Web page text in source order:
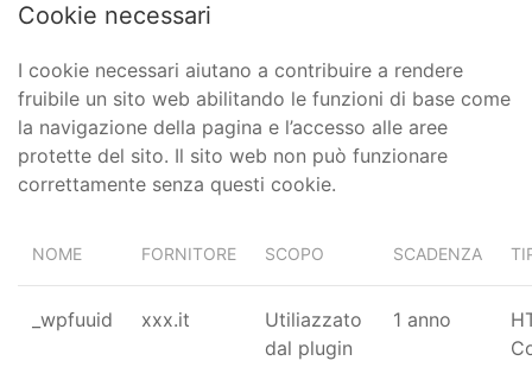
Cookie necessari
I cookie necessari aiutano a contribuire a rendere
fruibile un sito web abilitando le funzioni di base come
la navigazione della pagina e l’accesso alle aree
protette del sito. Il sito web non può funzionare
correttamente senza questi cookie.
NOME FORNITORE SCOPO SCADENZA
_wpfuuid xxx.it
Utiliazzato
dal plugin
1 anno